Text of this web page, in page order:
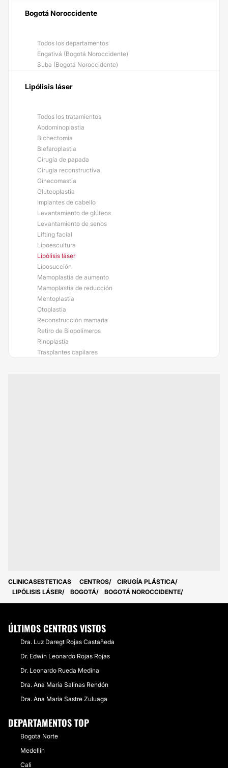
Bogotá Noroccidente
Todos los departamentos
Engativá (Bogotá Noroccidente)
Suba (Bogotá Noroccidente)
Lipólisis láser
Todos los tratamientos
Abdominoplastia
Bichectomía
Blefaroplastia
Cirugía de papada
Cirugía reconstructiva
Ginecomastia
Gluteoplastia
Implantes de cabello
Levantamiento de glúteos
Levantamiento de senos
Lifting facial
Lipoescultura
Lipólisis láser
Liposucción
Mamoplastia de aumento
Mamoplastia de reducción
Mentoplastia
Otoplastia
Reconstrucción mamaria
Retiro de Biopolímeros
Rinoplastia
Trasplantes capilares
CLINICASESTETICAS CENTROS
CIRUGÍA PLÁSTICA
LIPÓLISIS LÁSER
BOGOTÁ BOGOTÁ NOROCCIDENTE
ÚLTIMOS CENTROS VISTOS
Dra. Luz Daregt Rojas Castañeda
Dr. Edwin Leonardo Rojas Rojas
Dr. Leonardo Rueda Medina
Dra. Ana María Salinas Rendón
Dra. Ana María Sastre Zuluaga
DEPARTAMENTOS TOP
Bogotá Norte
Medellín
Cali